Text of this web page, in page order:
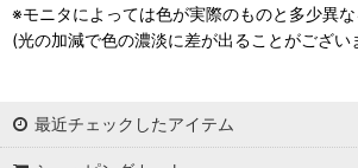
※モニタによっては色が実際のものと多少異な
(光の加減で色の濃淡に差が出ることがござい
最近チェックしたアイテム